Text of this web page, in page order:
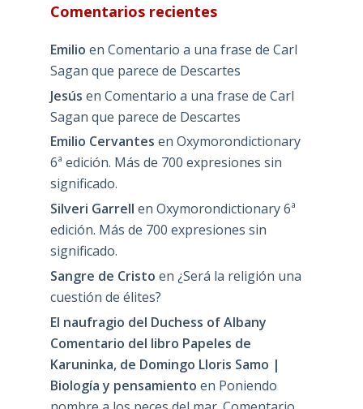
Comentarios recientes
Emilio en Comentario a una frase de Carl
Sagan que parece de Descartes
Jesús en Comentario a una frase de Carl
Sagan que parece de Descartes
Emilio Cervantes en Oxymorondictionary
6ª edición. Más de 700 expresiones sin
significado.
Silveri Garrell en Oxymorondictionary 6ª
edición. Más de 700 expresiones sin
significado.
Sangre de Cristo en ¿Será la religión una
cuestión de élites?
El naufragio del Duchess of Albany
Comentario del libro Papeles de
Karuninka, de Domingo Lloris Samo |
Biología y pensamiento en Poniendo